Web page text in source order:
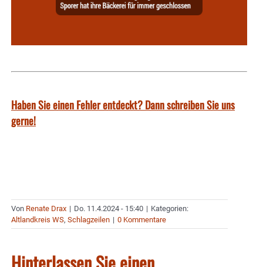
Haben Sie einen Fehler entdeckt? Dann schreiben Sie uns
gerne!
Von Renate Drax | Do. 11.4.2024 - 15:40 | Kategorien:
Altlandkreis WS, Schlagzeilen | 0 Kommentare